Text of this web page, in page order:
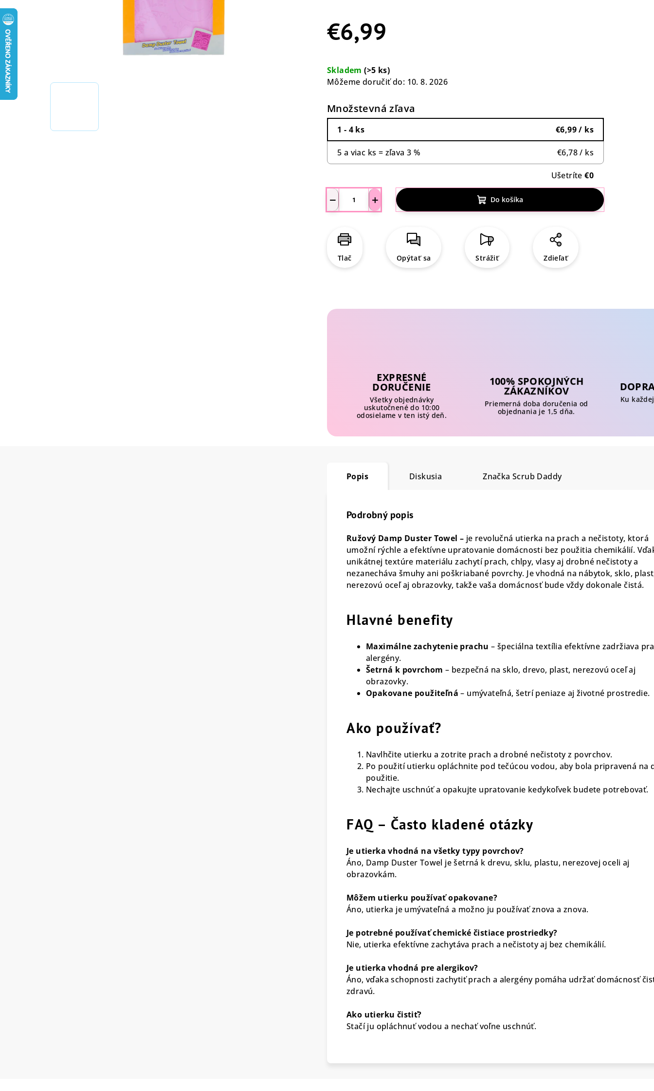
hviezdičiek.
€6,99
cena:
Skladem(>5 ks)
Môžeme doručiť do: 10. 8. 2026
Množstevná zľava
1 - 4 ks €6,99/ ks
5 a viac ks = zľava 3 % €6,78/ ks
Ušetríte€0
+
− Do košíka
Tlač Opýtať sa Strážiť Zdieľať
EXPRESNÉ
DORUČENIE
Všetky objednávky
uskutočnené do 10:00
odosielame v ten istý deň.
100% SPOKOJNÝCH
ZÁKAZNÍKOV
Priemerná doba doručenia od
objednania je 1,5 dňa.
Ku
Popis Diskusia Značka Scrub Daddy
Podrobný popis
Ružový Damp Duster Towel – je revolučná utierka na prach a nečistoty, ktorá
umožní rýchle a efektívne upratovanie domácnosti bez použitia chemikálií.
unikátnej textúre materiálu zachytí prach, chlpy, vlasy aj drobné nečistoty a
nezanecháva šmuhy ani poškriabané povrchy. Je vhodná na nábytok, sklo,
nerezovú oceľ aj obrazovky, takže vaša domácnosť bude vždy dokonale čistá.
Hlavné benefity
Maximálne zachytenie prachu – špeciálna textília efektívne zadržiava
alergény.
Šetrná k povrchom – bezpečná na sklo, drevo, plast, nerezovú oceľ aj
obrazovky.
Opakovane použiteľná – umývateľná, šetrí peniaze aj životné prostredie.
Ako používať?
Navlhčite utierku a zotrite prach a drobné nečistoty z povrchov.
Po použití utierku opláchnite pod tečúcou vodou, aby bola pripravená na
použitie.
Nechajte uschnúť a opakujte upratovanie kedykoľvek budete potrebovať.
FAQ – Často kladené otázky
Je utierka vhodná na všetky typy povrchov?
Áno, Damp Duster Towel je šetrná k drevu, sklu, plastu, nerezovej oceli aj
obrazovkám.
Môžem utierku používať opakovane?
Áno, utierka je umývateľná a možno ju používať znova a znova.
Je potrebné používať chemické čistiace prostriedky?
Nie, utierka efektívne zachytáva prach a nečistoty aj bez chemikálií.
Je utierka vhodná pre alergikov?
Áno, vďaka schopnosti zachytiť prach a alergény pomáha udržať domácnosť
zdravú.
Ako utierku čistiť?
Stačí ju opláchnuť vodou a nechať voľne uschnúť.